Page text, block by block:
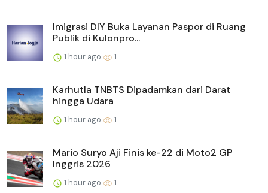
Imigrasi DIY Buka Layanan Paspor di Ruang
Publik di Kulonpro...
1 hour ago 1
Karhutla TNBTS Dipadamkan dari Darat
hingga Udara
1 hour ago 1
Mario Suryo Aji Finis ke-22 di Moto2 GP
Inggris 2026
1 hour ago 1